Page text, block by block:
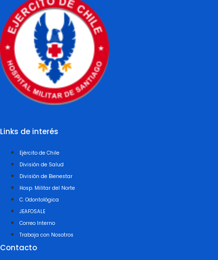
Links de interés
Ejército de Chile
División de Salud
División de Bienestar
Hosp. Militar del Norte
C. Odontológica
JEAFOSALE
Correo Interno
Trabaja con Nosotros
Contacto